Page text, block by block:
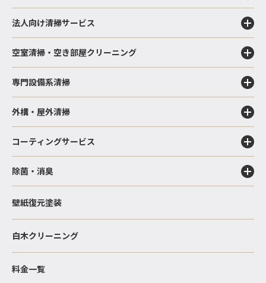
法人向け清掃サービス
空室清掃・空き部屋クリーニング
専門設備系清掃
外構・屋外清掃
コーティングサービス
除菌・消臭
壁紙復元塗装
白木クリーニング
料金一覧